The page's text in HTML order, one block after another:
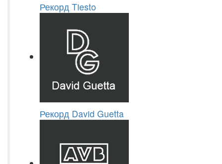
Рекорд Tiesto
Рекорд David Guetta